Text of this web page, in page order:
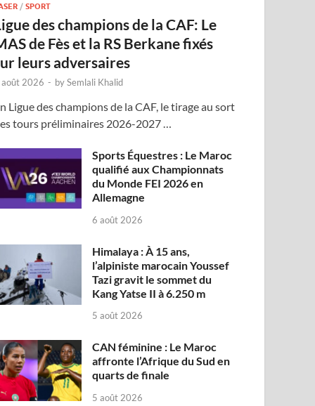
/SPORT
des champions de la CAF: Le
de Fès et la RS Berkane fixés
leurs adversaires
2026 - bySemlali Khalid
Ligue des champions de la CAF, le tirage au sort
tours préliminaires 2026-2027 …
Sports Équestres : Le Maroc
qualifié aux Championnats
du Monde FEI 2026 en
Allemagne
6 août 2026
Himalaya : À 15 ans,
l’alpiniste marocain Youssef
Tazi gravit le sommet du
Kang Yatse II à 6.250 m
5 août 2026
CAN féminine : Le Maroc
affronte l’Afrique du Sud en
quarts de finale
5 août 2026